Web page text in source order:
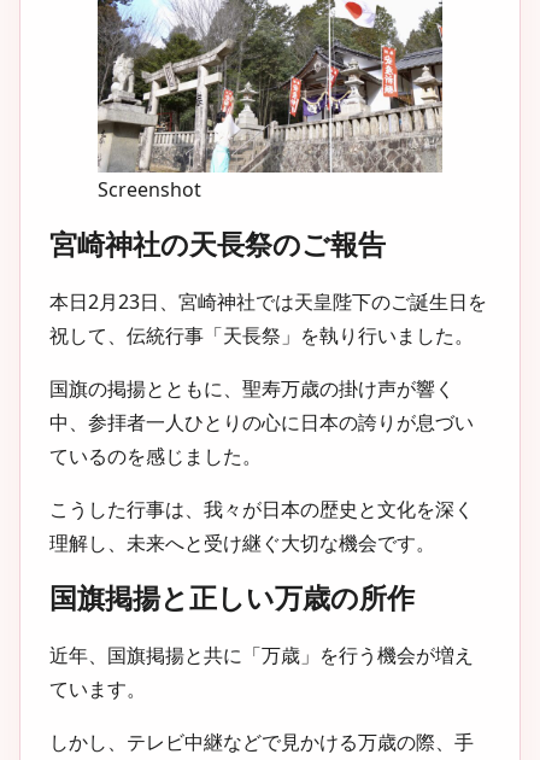
Screenshot
宮崎神社の天長祭のご報告
本日2月23日、宮崎神社では天皇陛下のご誕生日を
祝して、伝統行事「天長祭」を執り行いました。
国旗の掲揚とともに、聖寿万歳の掛け声が響く
中、参拝者一人ひとりの心に日本の誇りが息づい
ているのを感じました。
こうした行事は、我々が日本の歴史と文化を深く
理解し、未来へと受け継ぐ大切な機会です。
国旗掲揚と正しい万歳の所作
近年、国旗掲揚と共に「万歳」を行う機会が増え
ています。
しかし、テレビ中継などで見かける万歳の際、手